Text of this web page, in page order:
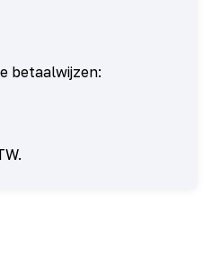
betaalwijzen: